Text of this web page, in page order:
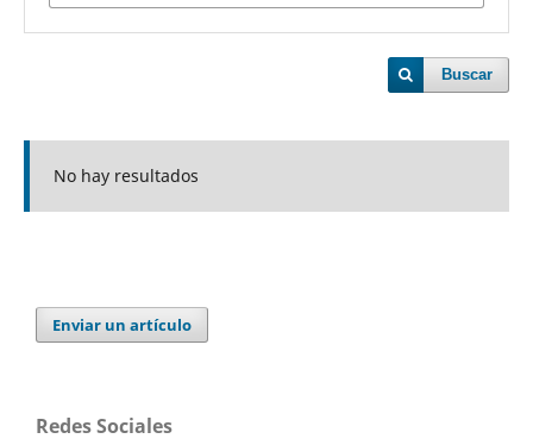
Buscar
No hay resultados
Enviar un artículo
Redes Sociales